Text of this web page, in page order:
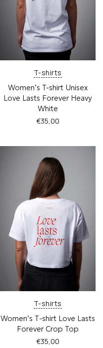
T-shirts
Women’s T-shirt Unisex
Love Lasts Forever Heavy
White
€35,00
το
προϊόν
έχει
πολλαπλές
παραλλαγές.
Οι
επιλογές
μπορούν
να
επιλεγούν
στη
σελίδα
του
προϊόντος
T-shirts
Women’s Τ-shirt Love Lasts
Forever Crop Top
€35,00